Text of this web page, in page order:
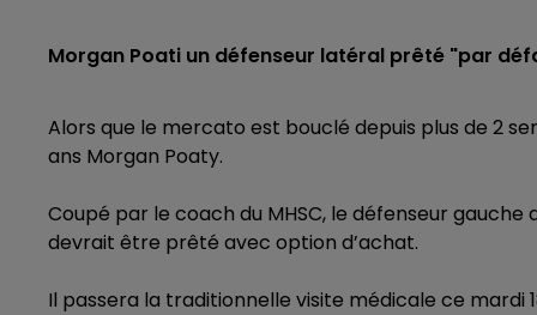
Morgan Poati un défenseur latéral prêté "par
Alors que le mercato est bouclé depuis plus de 2
ans Morgan Poaty.
Coupé par le coach du MHSC, le défenseur
devrait être prêté avec option d’achat.
Il passera la traditionnelle visite médicale ce mardi